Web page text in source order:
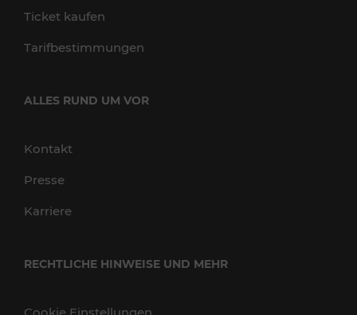
Ticket kaufen
Tarifbestimmungen
ALLES RUND UM VOR
Kontakt
Presse
Karriere
RECHTLICHE HINWEISE UND MEHR